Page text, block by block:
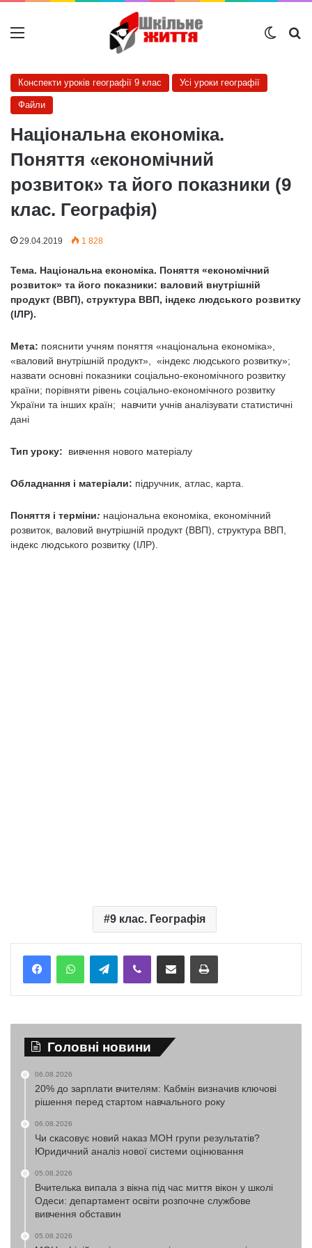
Меню
Конспекти уроків географії 9 клас Усі уроки географії
Файли
Національна економіка.
Поняття «економічний
розвиток» та його показники (9
клас. Географія)
29.04.2019 1 828
Тема. Національна економіка. Поняття «економічний
розвиток» та його показники: валовий внутрішній
продукт (ВВП), структура ВВП, індекс людського розвитку
(ІЛР).
Мета: пояснити учням поняття «національна економіка»,
«валовий внутрішній продукт», «індекс людського розвитку»;
назвати основні показники соціально-економічного розвитку
країни; порівняти рівень соціально-економічного розвитку
України та інших країн; навчити учнів аналізувати статистичні
дані
Тип уроку: вивчення нового матеріалу
Обладнання і матеріали: підручник, атлас, карта.
Поняття і терміни: національна економіка, економічний
розвиток, валовий внутрішній продукт (ВВП), структура ВВП,
індекс людського розвитку (ІЛР).
9 клас. Географія
TelegramViber Надіслати електронною поштоюНадрукувати
Головні новини
06.08.2026
20% до зарплати вчителям: Кабмін визначив ключові
рішення перед стартом навчального року
06.08.2026
Чи скасовує новий наказ МОН групи результатів?
Юридичний аналіз нової системи оцінювання
05.08.2026
Вчителька випала з вікна під час миття вікон у школі
Одеси: департамент освіти розпочне службове
вивчення обставин
05.08.2026